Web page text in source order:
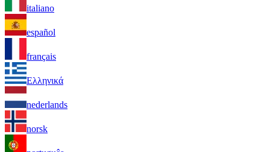
italiano
español
français
Ελληνικά
nederlands
norsk